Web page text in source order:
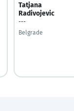
Tatjana
Radivojevic
---
Belgrade